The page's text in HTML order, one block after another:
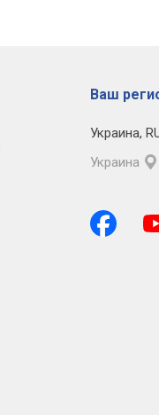
Ваш
Украина,
Украина